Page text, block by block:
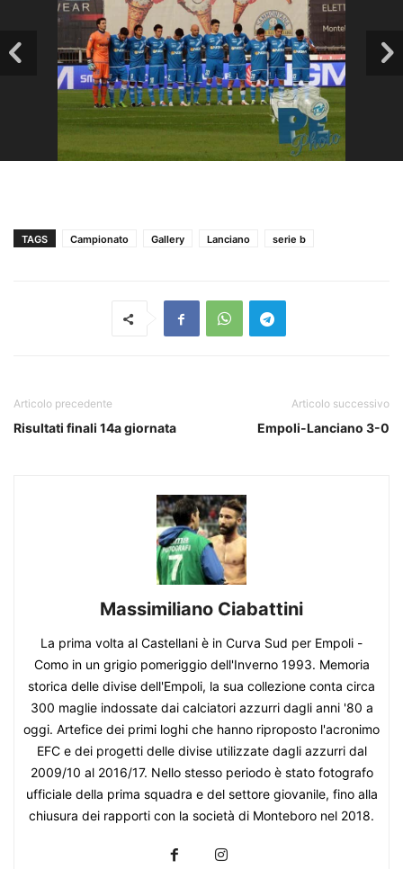
TAGS Campionato Gallery Lanciano serie b
Articolo precedente
Risultati finali 14a giornata
Articolo successivo
Empoli-Lanciano 3-0
Massimiliano Ciabattini
La prima volta al Castellani è in Curva Sud per Empoli -
Como in un grigio pomeriggio dell'Inverno 1993. Memoria
storica delle divise dell'Empoli, la sua collezione conta circa
300 maglie indossate dai calciatori azzurri dagli anni '80 a
oggi. Artefice dei primi loghi che hanno riproposto l'acronimo
EFC e dei progetti delle divise utilizzate dagli azzurri dal
2009/10 al 2016/17. Nello stesso periodo è stato fotografo
ufficiale della prima squadra e del settore giovanile, fino alla
chiusura dei rapporti con la società di Monteboro nel 2018.